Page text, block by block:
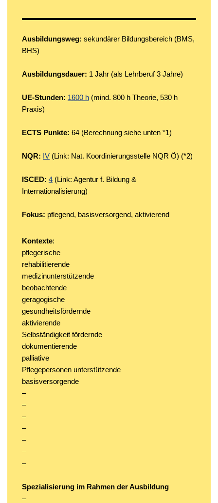
Ausbildungsweg: sekundärer Bildungsbereich (BMS,
BHS)
Ausbildungsdauer: 1 Jahr (als Lehrberuf 3 Jahre)
UE-Stunden: 1600 h (mind. 800 h Theorie, 530 h
Praxis)
ECTS Punkte: 64 (Berechnung siehe unten *1)
NQR: IV (Link: Nat. Koordinierungsstelle NQR Ö) (*2)
ISCED: 4 (Link: Agentur f. Bildung &
Internationalisierung)
Fokus: pflegend, basisversorgend, aktivierend
Kontexte:
pflegerische
rehabilitierende
medizinunterstützende
beobachtende
geragogische
gesundheitsfördernde
aktivierende
Selbständigkeit fördernde
dokumentierende
palliative
Pflegepersonen unterstützende
basisversorgende
–
–
–
–
–
–
–
Spezialisierung im Rahmen der Ausbildung
–